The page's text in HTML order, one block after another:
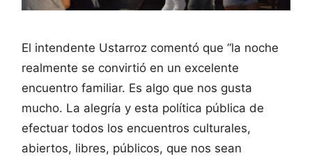
El intendente Ustarroz comentó que “la noche
realmente se convirtió en un excelente
encuentro familiar. Es algo que nos gusta
mucho. La alegría y esta política pública de
efectuar todos los encuentros culturales,
abiertos, libres, públicos, que nos sean